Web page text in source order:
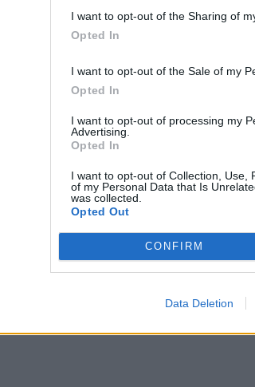
I want to opt-out of the Sharing of
Opted In
I want to opt-out of the Sale of my
Opted In
I want to opt-out of processing my
Advertising.
Opted In
I want to opt-out of Collection, Use,
of my Personal Data that Is
was collected.
Opted Out
CONFIRM
Data Deletion
Mendojnë njerëzit që ia kam
të ketë disa forma të mira dhe
Redoni i dërgon mesazh prekës Eglit: